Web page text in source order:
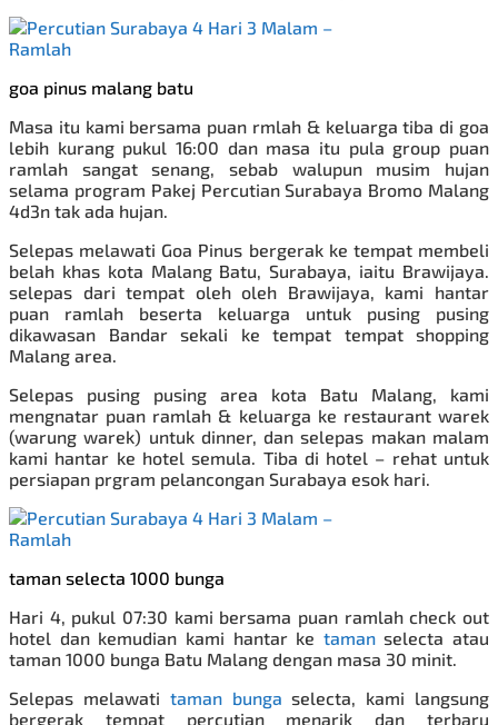
goa pinus malang batu
Masa itu kami bersama puan rmlah & keluarga tiba di goa
lebih kurang pukul 16:00 dan masa itu pula group puan
ramlah sangat senang, sebab walupun musim hujan
selama program Pakej Percutian Surabaya Bromo Malang
4d3n tak ada hujan.
Selepas melawati Goa Pinus bergerak ke tempat membeli
belah khas kota Malang Batu, Surabaya, iaitu Brawijaya.
selepas dari tempat oleh oleh Brawijaya, kami hantar
puan ramlah beserta keluarga untuk pusing pusing
dikawasan Bandar sekali ke tempat tempat shopping
Malang area.
Selepas pusing pusing area kota Batu Malang, kami
mengnatar puan ramlah & keluarga ke restaurant warek
(warung warek) untuk dinner, dan selepas makan malam
kami hantar ke hotel semula. Tiba di hotel – rehat untuk
persiapan prgram pelancongan Surabaya esok hari.
taman selecta 1000 bunga
Hari 4, pukul 07:30 kami bersama puan ramlah check out
hotel dan kemudian kami hantar ke taman selecta atau
taman 1000 bunga Batu Malang dengan masa 30 minit.
Selepas melawati taman bunga selecta, kami langsung
bergerak tempat percutian menarik dan terbaru